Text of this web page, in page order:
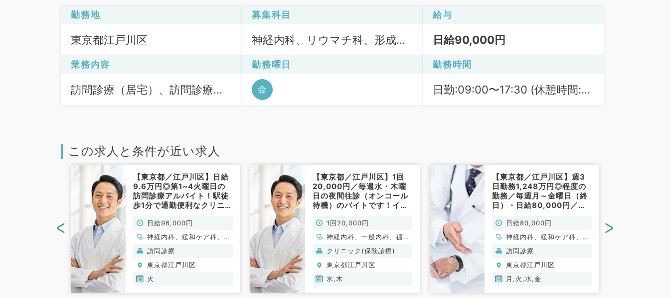
勤務地
東京都江戸川区
募集科目
神経内科、リウマチ科、形成外
心臓血管外科、泌尿器科、麻酔
科、ペインクリニック、緩和ケ
一般外科、消化器外科、乳腺外
科、総合診療科、基礎医学系、
科目不問
給与
日給90,000円
業務内容
訪問診療（居宅）、訪問診療
勤務曜日
金
勤務時間
日勤:09:00〜17:30 (休憩時間:
この求人と条件が近い求人
【東京都／江戸川区】日給
9.6万円◎第1~4火曜日の
訪問診療アルバイト！駅徒
歩1分で通勤便利なクリニッ
非常勤）
日給96,000円
神経内科、緩和ケア科、一
般内科、循環器内科、呼吸
器内科、消化器内科、内分
泌・代謝内科、腎臓内科、
老年内科、血液内科、膠原
訪問診療
東京都江戸川区
火
【東京都／江戸川区】1回
20,000円／毎週水・木曜
日の夜間往診（オンコール
待機）のバイトです！イン
からご相談★（内科系／非
常勤）
1回20,000円
神経内科、一般内科、循環
器内科、呼吸器内科、消化
器内科、内分泌・代謝内
科、腎臓内科、老年内科、
血液内科、膠原病科
クリニック(保険診療)
東京都江戸川区
水,木
【東京都／江戸川区】週3
日勤務1,248万円◎程度の
勤務／毎週月～金曜日（終
日）・日給80,000円／訪
科／非常勤）
日給80,000円
神経内科、緩和ケア科、一
般内科、循環器内科、呼吸
器内科、消化器内科、内分
泌・代謝内科、腎臓内科、
老年内科、血液内科、膠原
訪問診療
東京都江戸川区
月,火,水,金
< >